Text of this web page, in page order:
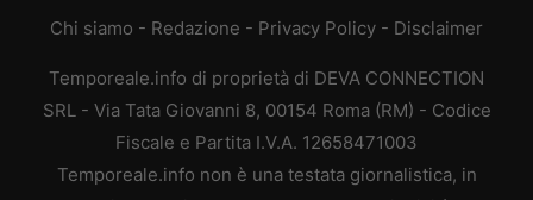
Chi siamo - Redazione - Privacy Policy - Disclaimer
Temporeale.info di proprietà di DEVA CONNECTION
SRL - Via Tata Giovanni 8, 00154 Roma (RM) - Codice
Fiscale e Partita I.V.A. 12658471003
Temporeale.info non è una testata giornalistica, in